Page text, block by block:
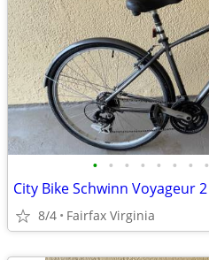
• • • • • • • •
City Bike Schwinn Voyageur 2
8/4 Fairfax Virginia